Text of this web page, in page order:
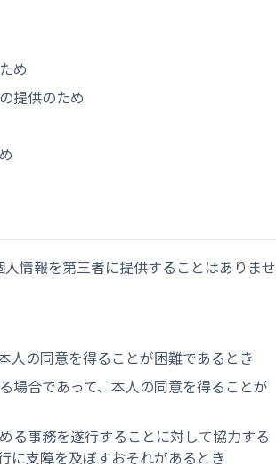
め
提供のため
情報を第三者に提供することはありませ
人の同意を得ることが困難であるとき
場合であって、本人の同意を得ることが
る事務を遂行することに対して協力する
に支障を及ぼすおそれがあるとき